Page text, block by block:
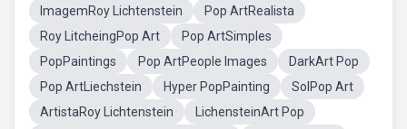
ImagemRoy Lichtenstein
Pop ArtRealista
Roy LitcheingPop Art
Pop ArtSimples
PopPaintings
Pop ArtPeople Images
DarkArt Pop
Pop ArtLiechstein
Hyper PopPainting
SolPop Art
ArtistaRoy Lichtenstein
LichensteinArt Pop